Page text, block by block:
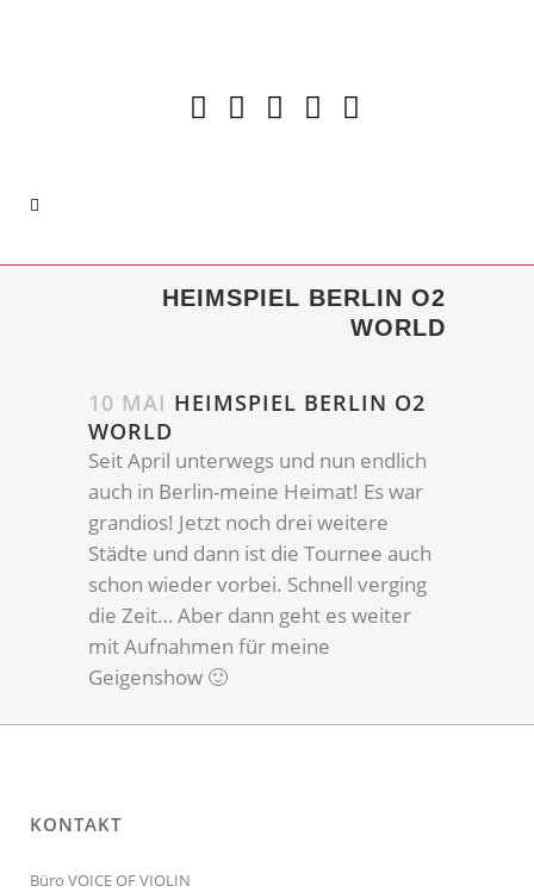
HEIMSPIEL BERLIN O2
WORLD
10 MAI HEIMSPIEL BERLIN O2
WORLD
Seit April unterwegs und nun endlich
auch in Berlin-meine Heimat! Es war
grandios! Jetzt noch drei weitere
Städte und dann ist die Tournee auch
schon wieder vorbei. Schnell verging
die Zeit… Aber dann geht es weiter
mit Aufnahmen für meine
Geigenshow 🙂
KONTAKT
Büro VOICE OF VIOLIN